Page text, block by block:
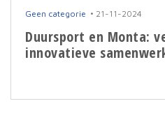
Geen categorie 21-11-2024
Duursport en Monta:
innovatieve